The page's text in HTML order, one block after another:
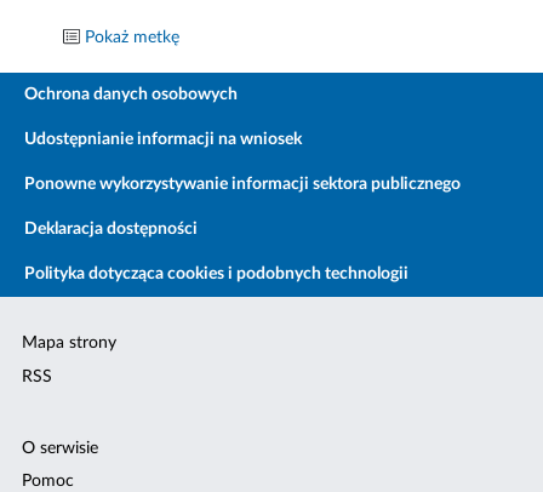
Pokaż metkę
Ochrona danych osobowych
Udostępnianie informacji na wniosek
Ponowne wykorzystywanie informacji sektora publicznego
Deklaracja dostępności
Polityka dotycząca cookies i podobnych technologii
Mapa strony
RSS
O serwisie
Pomoc